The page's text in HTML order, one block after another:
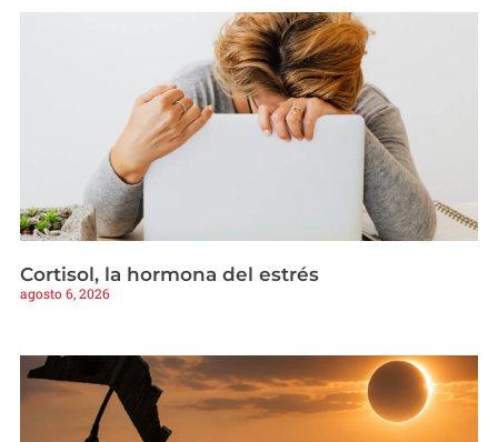
Cortisol, la hormona del estrés
agosto 6, 2026